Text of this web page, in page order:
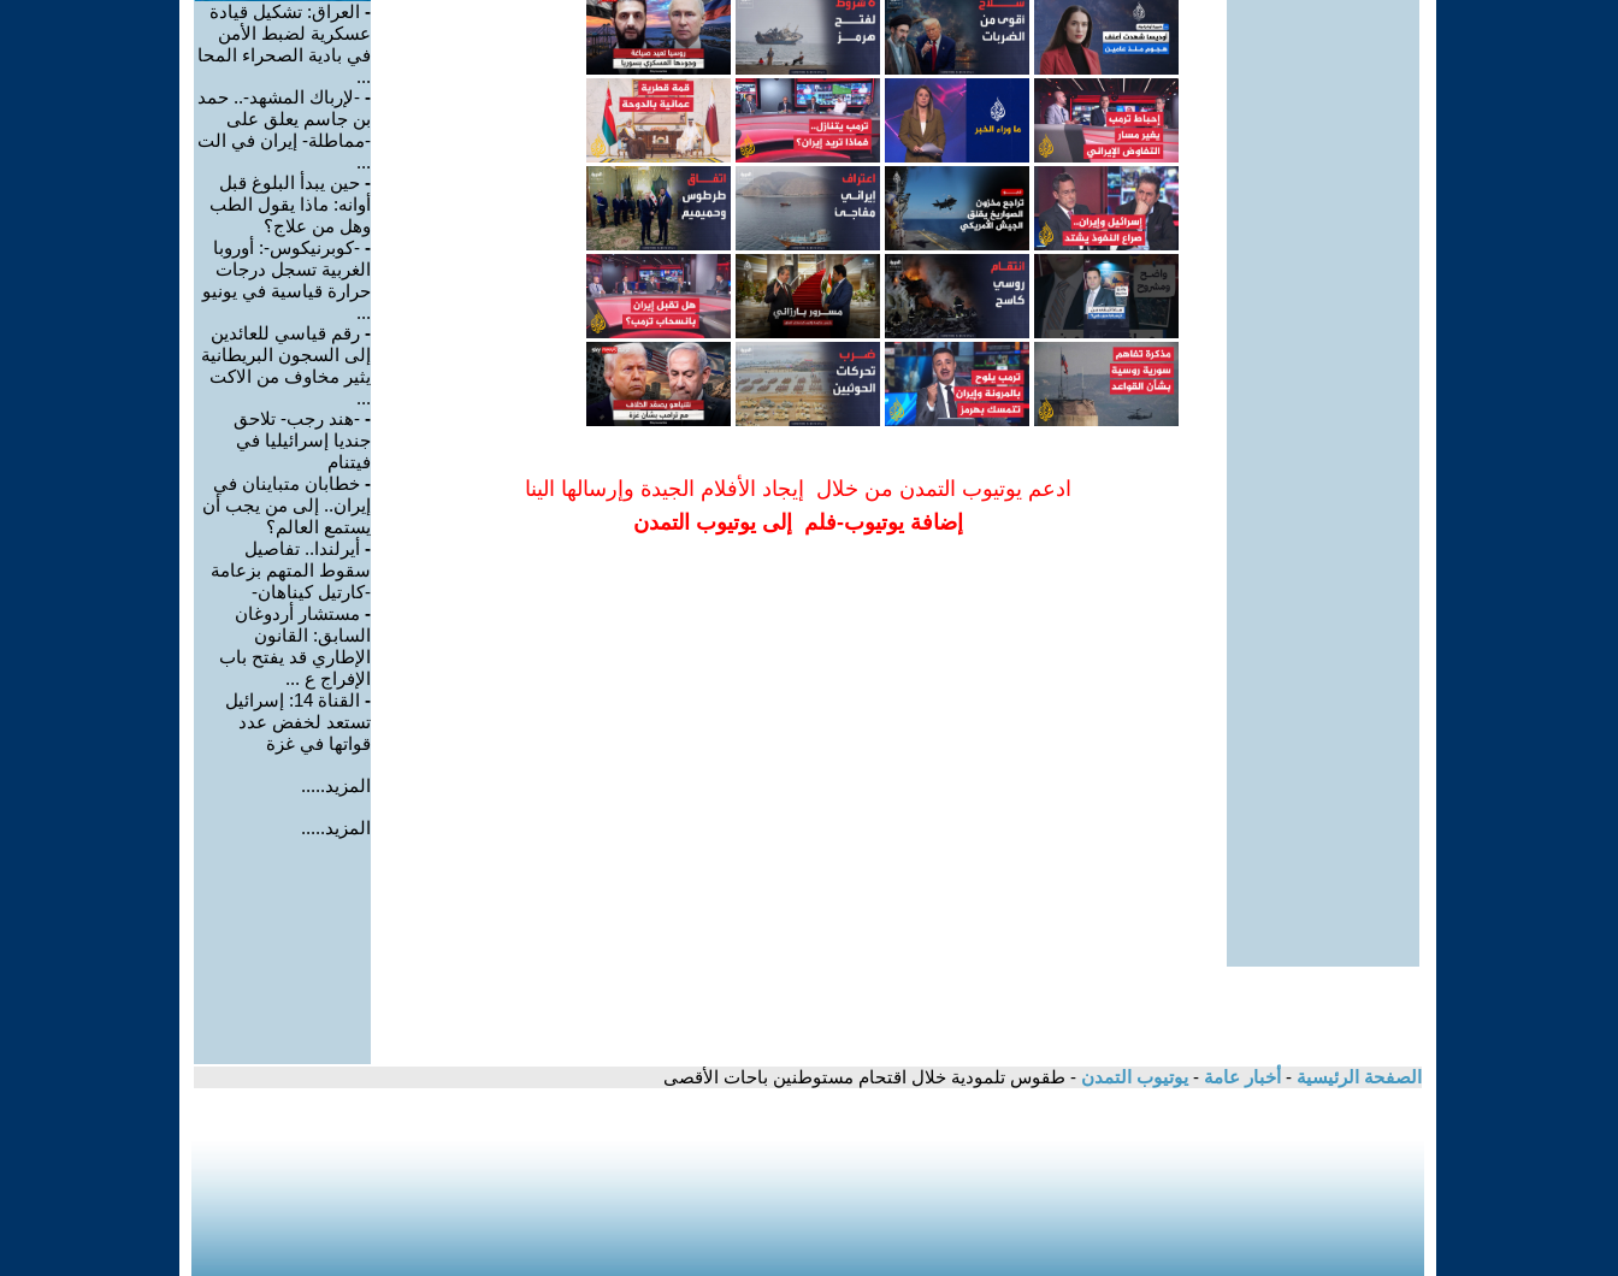
ادعم يوتيوب التمدن من خلال إيجاد الأفلام الجيدة وإرسالها الينا
إضافة يوتيوب-فلم إلى يوتيوب التمدن
- العراق: تشكيل قيادة
عسكرية لضبط الأمن
في بادية الصحراء المحا
...
- -لإرباك المشهد-.. حمد
بن جاسم يعلق على
-مماطلة- إيران في الت
...
- حين يبدأ البلوغ قبل
أوانه: ماذا يقول الطب
وهل من علاج؟
- -كوبرنيكوس-: أوروبا
الغربية تسجل درجات
حرارة قياسية في يونيو
...
- رقم قياسي للعائدين
إلى السجون البريطانية
يثير مخاوف من الاكت
...
- -هند رجب- تلاحق
جنديا إسرائيليا في
فيتنام
- خطابان متباينان في
إيران.. إلى من يجب أن
يستمع العالم؟
- أيرلندا.. تفاصيل
سقوط المتهم بزعامة
-كارتيل كيناهان-
- مستشار أردوغان
السابق: القانون
الإطاري قد يفتح باب
الإفراج ع ...
-
القناة 14: إسرائيل
تستعد لخفض عدد
قواتها في غزة
المزيد.....
المزيد.....
الصفحة الرئيسية - أخبار عامة - يوتيوب التمدن - طقوس تلمودية خلال اقتحام مستوطنين باحات الأقصى